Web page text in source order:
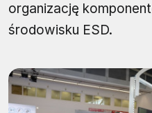
organizację
środowisku ESD.